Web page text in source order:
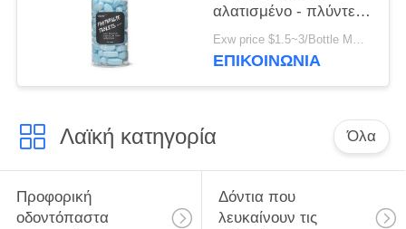
αλατισμένο - πλύντε
τη μασητή ταμπλέτα
οδοντόπαστας για τον
Exw price $1.5~3/Bottle MOQ:5000 μπουκάλια
ΕΠΙΚΟΙΝΩΝΊΑ
Λαϊκή κατηγορία Όλα
Προφορική
οδοντόπαστα
Δόντια που
λευκαίνουν τις